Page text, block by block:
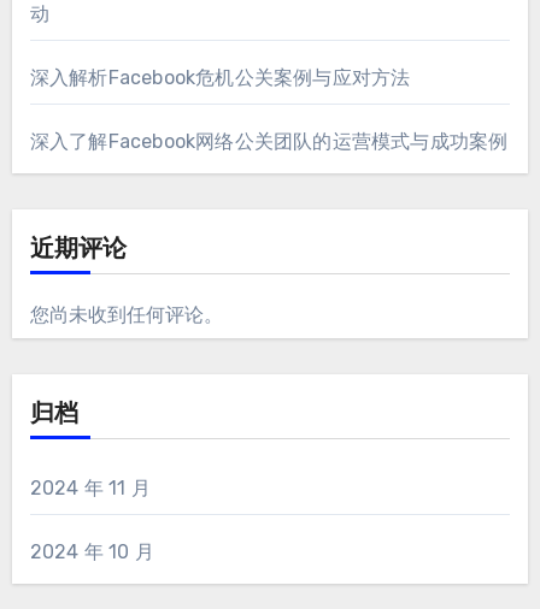
动
深入解析Facebook危机公关案例与应对方法
深入了解Facebook网络公关团队的运营模式与成功案例
近期评论
您尚未收到任何评论。
归档
2024 年 11 月
2024 年 10 月